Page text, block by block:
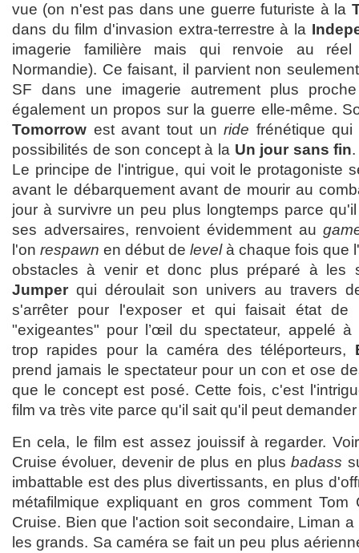
vue (on n'est pas dans une guerre futuriste à la
dans du film d'invasion extra-terrestre à la
imagerie familière mais qui renvoie au
Normandie). Ce faisant, il parvient non
SF dans une imagerie autrement plus
également un propos sur la guerre elle-même.
Tomorrow est avant tout unride frénétique
possibilités de son concept à la Un jour sans fin
Le principe de l'intrigue, qui voit le protagoniste
avant le débarquement avant de mourir au
jour à survivre un peu plus longtemps parce
ses adversaires, renvoient évidemment au
l'on respawn en début de levelà chaque fois que
obstacles à venir et donc plus préparé à les
Jumper qui déroulait son univers au travers
s'arrêter pour l'exposer et qui faisait état de
"exigeantes" pour l’œil du spectateur, appelé à
trop rapides pour la caméra des téléporteurs,
prend jamais le spectateur pour un con et ose
que le concept est posé. Cette fois, c'est
film va très vite parce qu'il sait qu'il peut
En cela, le film est assez jouissif à regarder.
Cruise évoluer, devenir de plus en plusbadass
imbattable est des plus divertissants, en plus
métafilmique expliquant en gros comment Tom
Cruise. Bien que l'action soit secondaire, Liman
les grands. Sa caméra se fait un peu plus